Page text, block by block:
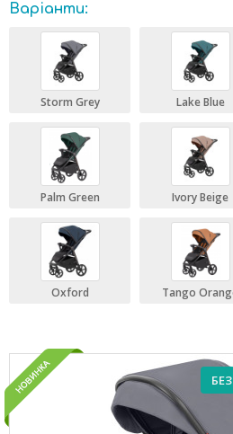
Варіанти:
Storm Grey Lake Blue
Palm Green Ivory Beige
Oxford Tango